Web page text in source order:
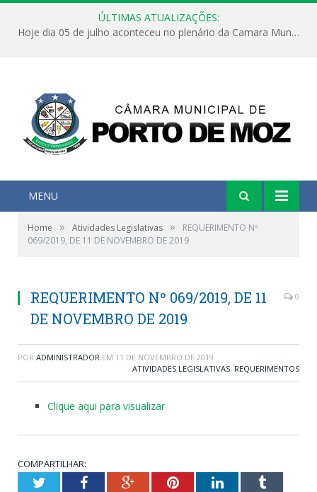
ÚLTIMAS ATUALIZAÇÕES:
Hoje dia 05 de julho aconteceu no plenário da Camara Municipal de Porto de Moz a Sessão Solene de Abertura dos Trabalhos Legislativos 2º Período da 23ª Legislatura
MENU
Home » Atividades Legislativas »
REQUERIMENTO Nº
069/2019, DE 11 DE NOVEMBRO DE 2019
REQUERIMENTO Nº 069/2019, DE 11
DE NOVEMBRO DE 2019
0
POR ADMINISTRADOR EM 11 DE NOVEMBRO DE 2019
ATIVIDADES LEGISLATIVAS, REQUERIMENTOS
Clique aqui para visualizar
COMPARTILHAR:
TwitterFacebookGoogle+PinterestLinkedInTumblr